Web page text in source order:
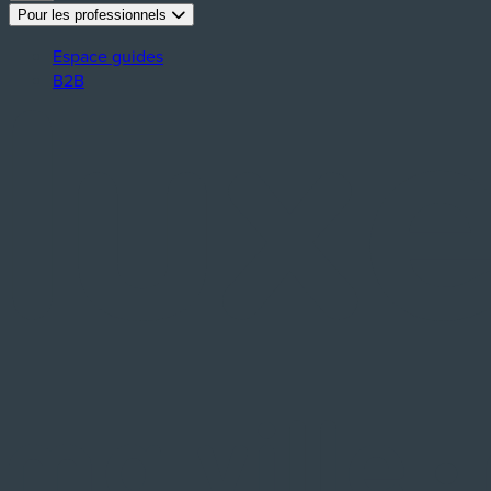
Pour les professionnels
Espace guides
B2B